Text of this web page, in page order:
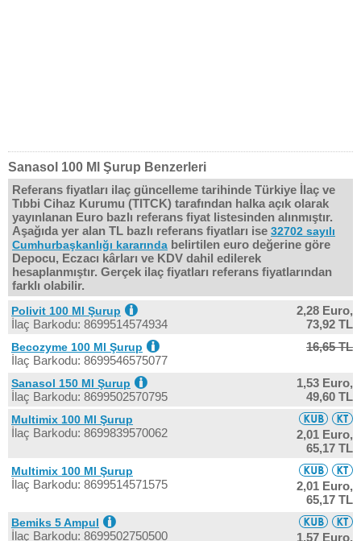
Sanasol 100 Ml Şurup Benzerleri
Referans fiyatları ilaç güncelleme tarihinde Türkiye İlaç ve
Tıbbi Cihaz Kurumu (TITCK) tarafından halka açık olarak
yayınlanan Euro bazlı referans fiyat listesinden alınmıştır.
Aşağıda yer alan TL bazlı referans fiyatları ise 32702 sayılı
Cumhurbaşkanlığı kararında belirtilen euro değerine göre
Depocu, Eczacı kârları ve KDV dahil edilerek
hesaplanmıştır. Gerçek ilaç fiyatları referans fiyatlarından
farklı olabilir.
Polivit 100 Ml Şurup
İlaç Barkodu: 8699514574934
2,28 Euro,
73,92 TL
Becozyme 100 Ml Şurup
İlaç Barkodu: 8699546575077
16,65 TL
Sanasol 150 Ml Şurup
İlaç Barkodu: 8699502570795
1,53 Euro,
49,60 TL
Multimix 100 Ml Şurup
İlaç Barkodu: 8699839570062
2,01 Euro,
65,17 TL
Multimix 100 Ml Şurup
İlaç Barkodu: 8699514571575
2,01 Euro,
65,17 TL
Bemiks 5 Ampul
İlaç Barkodu: 8699502750500
1,57 Euro,